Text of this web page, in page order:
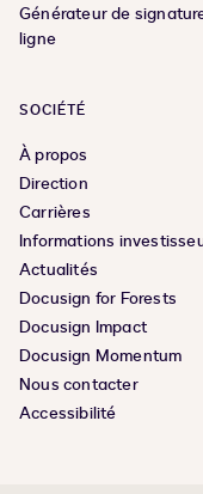
Générateur de
ligne
SOCIÉTÉ
À propos
Direction
Carrières
Informations
Actualités
Docusign for Forests
Docusign Impact
Docusign Momentum
Nous contacter
Accessibilité